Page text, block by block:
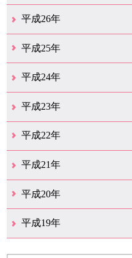
12月（15）
11月（9）
10月（6）
9月（9）
8月（3）
7月（10）
6月（14）
5月（10）
4月（23）
3月（29）
2月（17）
1月（9）
平成26年
12月（11）
11月（11）
10月（9）
9月（11）
8月（12）
7月（9）
6月（12）
5月（5）
4月（14）
3月（12）
2月（8）
1月（9）
平成25年
12月（12）
11月（6）
10月（7）
9月（10）
8月（6）
7月（9）
6月（7）
5月（8）
4月（8）
3月（12）
2月（17）
1月（7）
平成24年
12月（8）
11月（5）
10月（7）
9月（10）
8月（5）
7月（7）
6月（9）
5月（7）
4月（7）
3月（12）
2月（2）
1月（4）
平成23年
12月（6）
11月（6）
10月（14）
9月（5）
8月（8）
7月（7）
6月（9）
5月（11）
4月（12）
3月（3）
2月（2）
平成22年
12月（1）
11月（5）
10月（7）
9月（15）
8月（12）
7月（11）
6月（12）
5月（6）
4月（4）
3月（17）
2月（7）
1月（6）
平成21年
12月（4）
11月（3）
10月（7）
9月（5）
8月（7）
7月（9）
6月（13）
5月（9）
4月（22）
3月（9）
2月（8）
平成20年
12月（6）
11月（4）
10月（6）
9月（4）
8月（1）
7月（6）
6月（1）
5月（1）
4月（1）
3月（2）
2月（4）
1月（2）
平成19年